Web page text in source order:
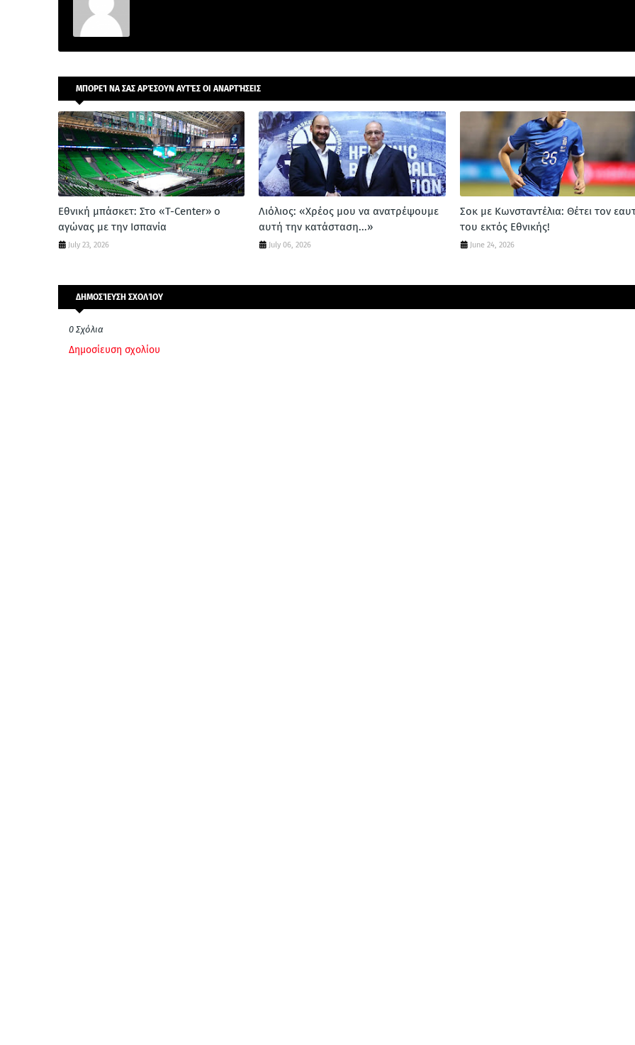
ΜΠΟΡΕΊ ΝΑ ΣΑΣ ΑΡΈΣΟΥΝ ΑΥΤΈΣ ΟΙ ΑΝΑΡΤΉΣΕΙΣ
Εθνική μπάσκετ: Στο «T-Center» ο
αγώνας με την Ισπανία
July 23, 2026
Λιόλιος: «Χρέος μου να ανατρέψουμε
αυτή την κατάσταση...»
July 06, 2026
Σοκ με Κωνσταντέλια: Θέτει τον
του εκτός Εθνικής!
June 24, 2026
ΔΗΜΟΣΊΕΥΣΗ ΣΧΟΛΊΟΥ
0 Σχόλια
Δημοσίευση σχολίου